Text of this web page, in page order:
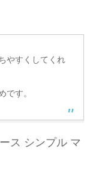
やすくしてくれ
です。
ス シンプル マ